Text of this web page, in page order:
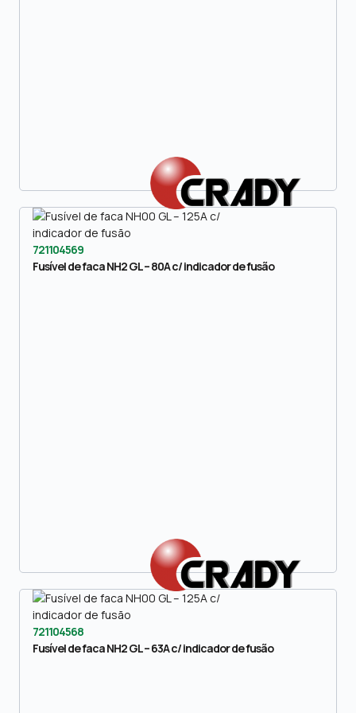
721104569
Fusível de faca NH2 GL – 80A c/ indicador de fusão
721104568
Fusível de faca NH2 GL – 63A c/ indicador de fusão